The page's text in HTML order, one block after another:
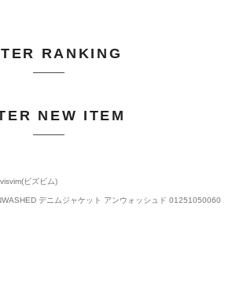
RANKING
NEW ITEM
visvim(ビズビム)
デニムジャケット アンウォッシュド 01251050060